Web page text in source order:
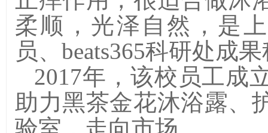
柔顺，光泽自然，是
员、beats365科研处成
2017年，该校员工成
助力黑茶金花沐浴露、